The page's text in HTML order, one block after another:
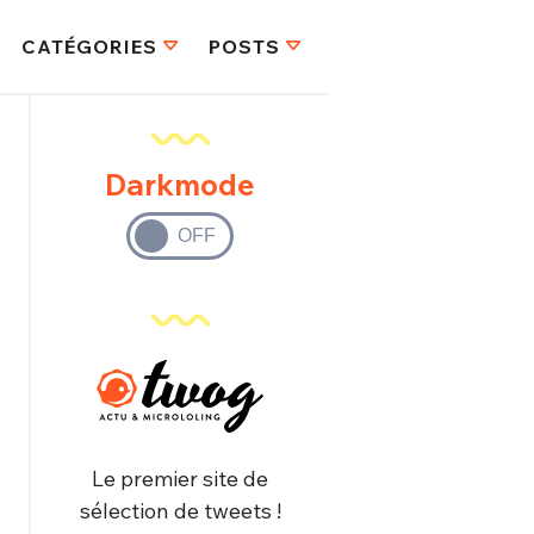
CATÉGORIES POSTS
Darkmode
Le premier site de
sélection de tweets !